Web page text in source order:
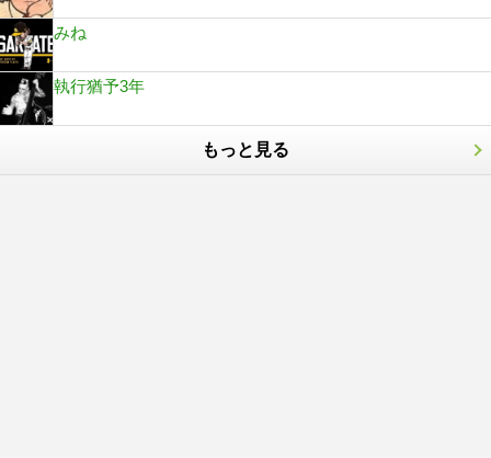
みね
執行猶予3年
もっと見る